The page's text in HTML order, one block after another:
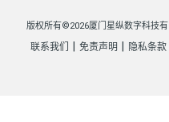
版权所有©2026厦门星纵数字科技有
联系我们 | 免责声明 | 隐私条款